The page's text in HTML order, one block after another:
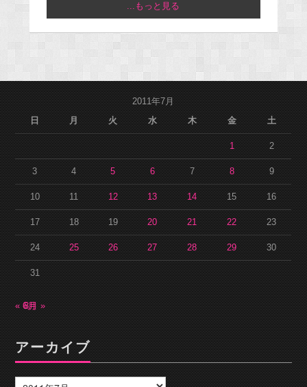
...もっと見る
2011年7月
日
月 火 水 木 金 土
1 2
3 4 5 6 7 8 9
10 11 12 13 14 15 16
17 18 19 20 21 22 23
24 25 26 27 28 29 30
31
« 6月8月 »
アーカイブ
ー